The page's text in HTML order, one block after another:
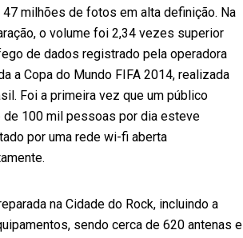
47 milhões de fotos em alta definição. Na
o volume foi 2,34 vezes superior
de dados registrado pela operadora
a Copa do Mundo FIFA 2014, realizada
Foi a primeira vez que um público
de 100 mil pessoas por dia esteve
por uma rede wi-fi aberta
na Cidade do Rock, incluindo a
sendo cerca de 620 antenas e